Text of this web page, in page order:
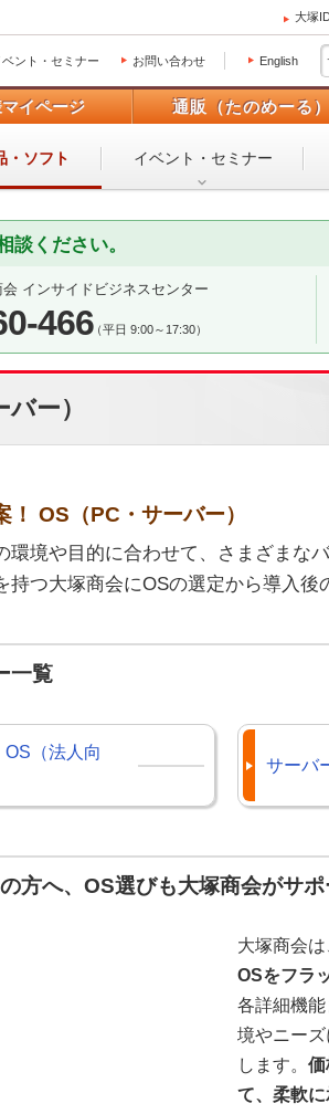
大塚
ベント・セミナー お問い合わせ English
イページ 通販（たのめーる）
・ソフト イベント・ セミナー
談ください。
会 インサイドビジネスセンター
466（平日 9:00～17:30）
ー）
OS（PC・サーバー）
環境や目的に合わせて、さまざまな
持つ大塚商会にOSの選定から導入後
一覧
（法人向
サーバ
方へ、OS選びも大塚商会がサ
大塚商会は
OSをフラ
各詳細機
境やニー
します。 価
て、柔軟